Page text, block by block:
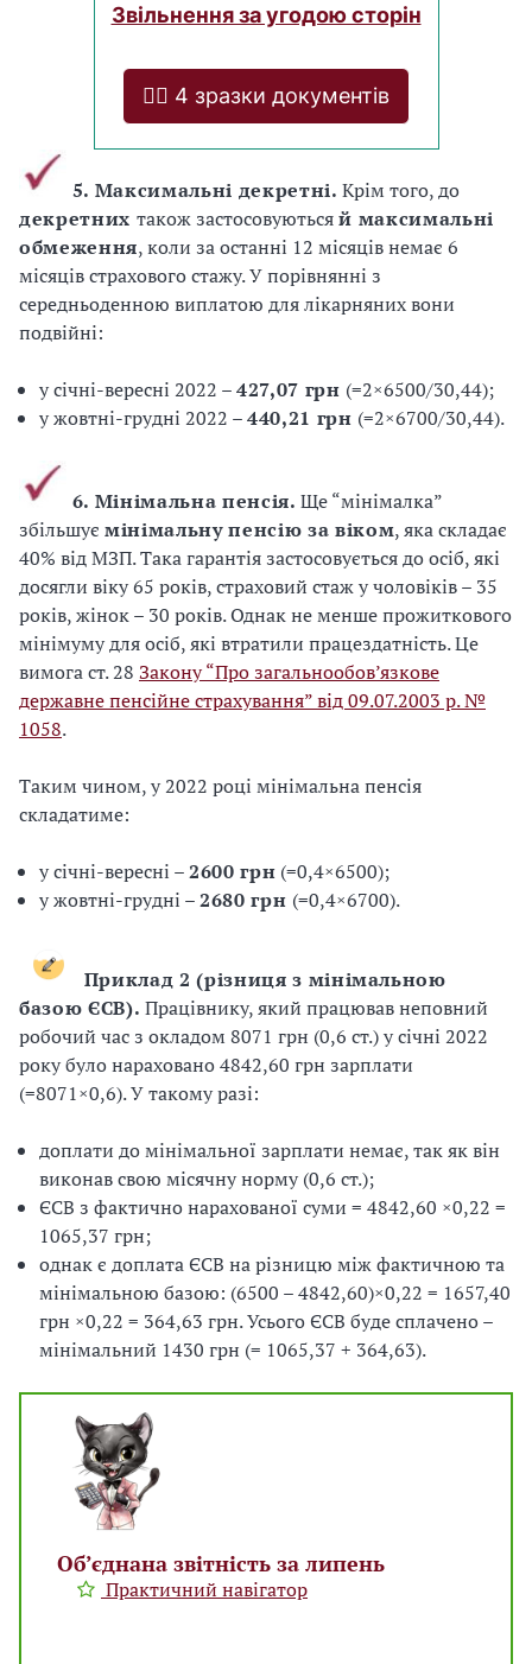
Звільнення за угодою сторін
❤️‍🔥 4 зразки документів
5. Максимальні декретні.Крім того, до
декретних також застосовуютьсяй максимальні
обмеження, коли за останні 12 місяців немає 6
місяців страхового стажу. У порівнянні з
середньоденною виплатою для лікарняних вони
подвійні:
у січні-вересні 2022 –427,07 грн (=2×6500/30,44);
у жовтні-грудні 2022 –440,21 грн (=2×6700/30,44).
6. Мінімальна пенсія.Ще “мінімалка”
збільшує мінімальну пенсію за віком, яка складає
40% від МЗП. Така гарантія застосовується до осіб, які
досягли віку 65 років, страховий стаж у чоловіків – 35
років, жінок – 30 років. Однак не менше прожиткового
мінімуму для осіб, які втратили працездатність. Це
вимога ст. 28 Закону “Про загальнообов’язкове
державне пенсійне страхування” від 09.07.2003 р. №
1058.
Таким чином, у 2022 році мінімальна пенсія
складатиме:
у січні-вересні –2600 грн (=0,4×6500);
у жовтні-грудні –2680 грн (=0,4×6700).
Приклад 2 (різниця з мінімальною
базою ЄСВ). Працівнику, який працював неповний
робочий час з окладом 8071 грн (0,6 ст.) у січні 2022
року було нараховано 4842,60 грн зарплати
(=8071×0,6). У такому разі:
доплати до мінімальної зарплати немає, так як він
виконав свою місячну норму (0,6 ст.);
ЄСВ з фактично нарахованої суми = 4842,60 ×0,22 =
1065,37 грн;
однак є доплата ЄСВ на різницю між фактичною та
мінімальною базою: (6500 – 4842,60)×0,22 = 1657,40
грн ×0,22 = 364,63 грн. Усього ЄСВ буде сплачено –
мінімальний 1430 грн (= 1065,37 + 364,63).
Об’єднана звітність за липень
Практичний навігатор